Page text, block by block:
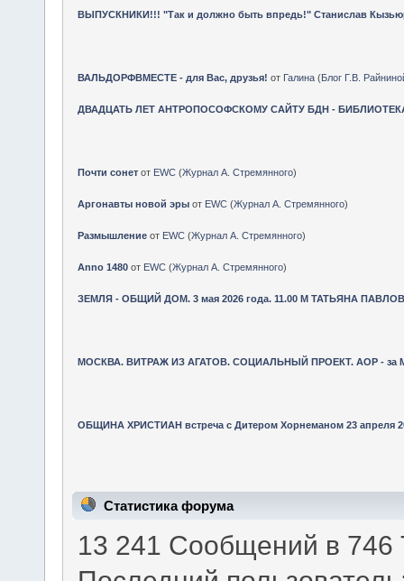
ВЫПУСКНИКИ!!! "Так и должно быть впредь!" Станислав
ВАЛЬДОРФВМЕСТЕ - для Вас, друзья! от Галина(Блог Г.В.
ДВАДЦАТЬ ЛЕТ АНТРОПОСОФСКОМУ САЙТУ БДН -
Почти сонетот EWC(Журнал А. Стремянного)
Аргонавты новой эрыот EWC(Журнал А. Стремянного)
Размышлениеот EWC(Журнал А. Стремянного)
Anno 1480от EWC(Журнал А. Стремянного)
ЗЕМЛЯ - ОБЩИЙ ДОМ. 3 мая 2026 года. 11.00 М ТАТЬЯНА
МОСКВА. ВИТРАЖ ИЗ АГАТОВ. СОЦИАЛЬНЫЙ ПРОЕКТ. АОР - за
ОБЩИНА ХРИСТИАН встреча с Дитером Хорнеманом 23 апреля
Статистика форума
13 241 Сообщений в 746